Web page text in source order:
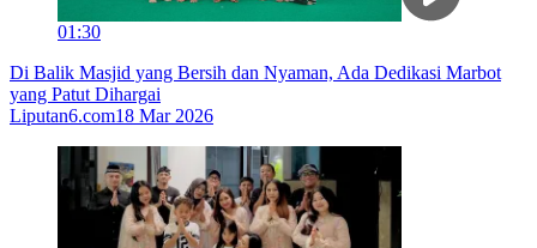
01:30
Di Balik Masjid yang Bersih dan Nyaman, Ada Dedikasi Marbot
yang Patut Dihargai
Liputan6.com18 Mar 2026